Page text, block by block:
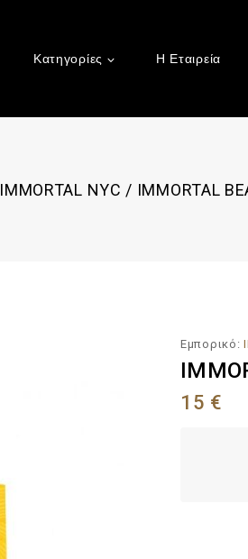
Κατηγορίες Η Εταιρεία
IMMORTAL NYC / IMMORTAL
Εμπορικό:
15 €